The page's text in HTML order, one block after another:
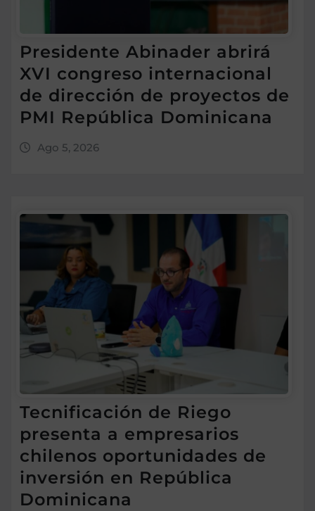
Presidente Abinader abrirá
XVI congreso internacional
de dirección de proyectos de
PMI República Dominicana
Ago 5, 2026
Tecnificación de Riego
presenta a empresarios
chilenos oportunidades de
inversión en República
Dominicana